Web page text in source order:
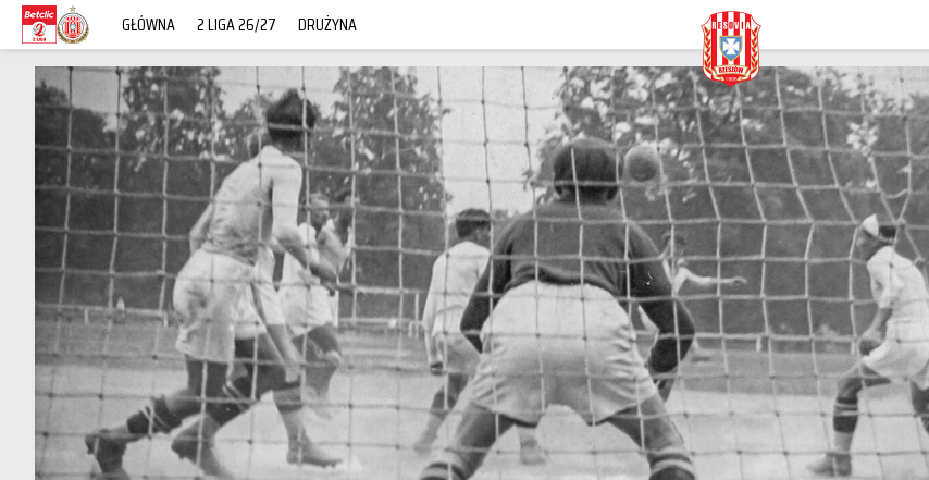
GŁÓWNA 2 LIGA 26/27 DRUŻYNA